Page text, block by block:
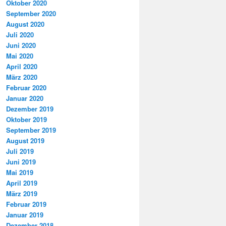
Oktober 2020
September 2020
August 2020
Juli 2020
Juni 2020
Mai 2020
April 2020
März 2020
Februar 2020
Januar 2020
Dezember 2019
Oktober 2019
September 2019
August 2019
Juli 2019
Juni 2019
Mai 2019
April 2019
März 2019
Februar 2019
Januar 2019